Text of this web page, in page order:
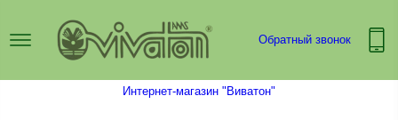
Обратный звонок
Интернет-магазин "Виватон"